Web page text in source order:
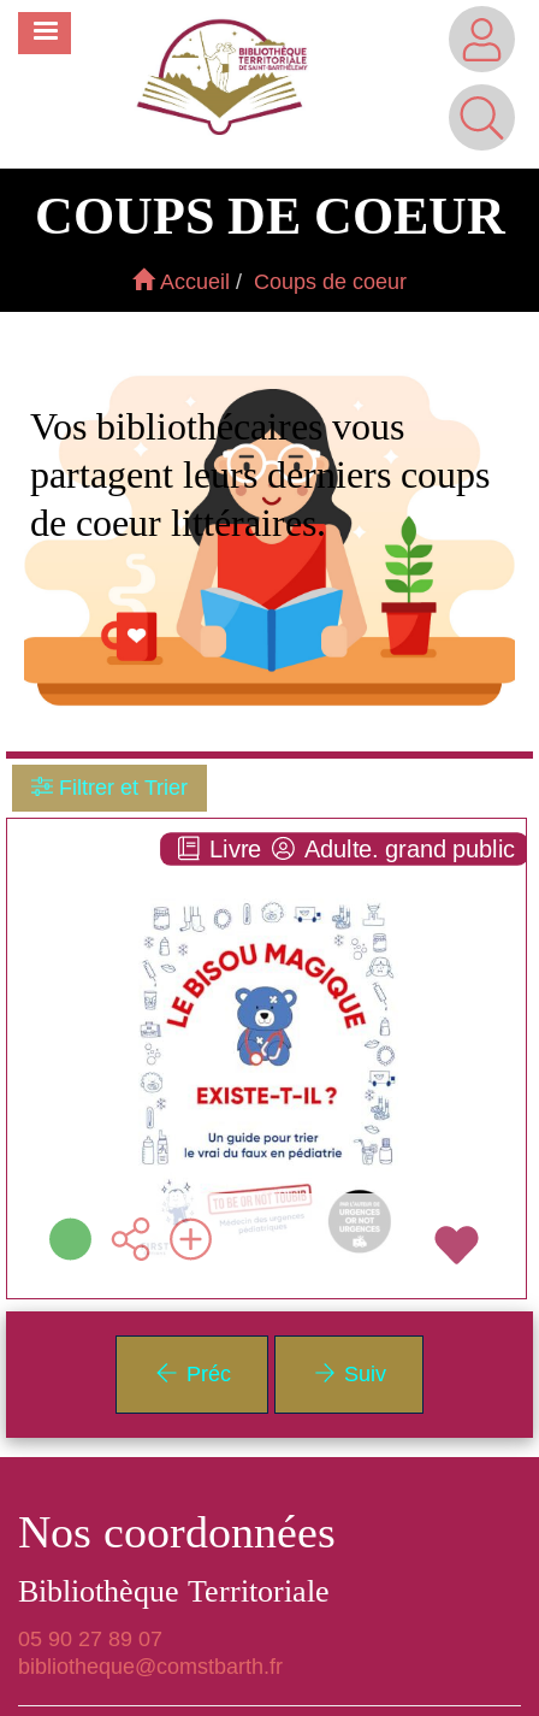
Aller
COUPS DE COEUR
Accueil Coups de coeur
Vos bibliothécaires vous
partagent leurs derniers coups
de coeur littéraires.
Filtrer et Trier
Livre Adulte. grand public
Le bisou magique existe-t-il ? [n° reg pap 42450]
LIVRE
Nicolas (To be or not toubib)
WINTER
FIRST EDITIONS ( 2024
)
Notre avis:
Résumé:
Plus d'infos
Préc Suiv
Nos coordonnées
Bibliothèque Territoriale
05 90 27 89 07
bibliotheque@comstbarth.fr